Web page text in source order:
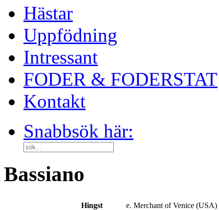
Hästar
Uppfödning
Intressant
FODER & FODERSTAT
Kontakt
Snabbsök här:
Bassiano
Hingst
e. Merchant of Venice